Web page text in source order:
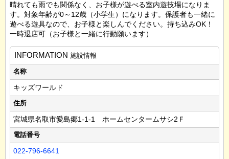
晴れても雨でも関係なく、お子様が遊べる室内遊技場になりま
す。対象年齢が0～12歳（小学生）になります。保護者も一緒に
遊べる遊具なので、お子様と楽しんでください。持ち込みOK！
一時退店可（お子様と一緒に行動願います）
INFORMATION 施設情報
名称
キッズワールド
住所
宮城県名取市愛島郷1-1-1 ホームセンタームサシ2Ｆ
電話番号
022-796-6641